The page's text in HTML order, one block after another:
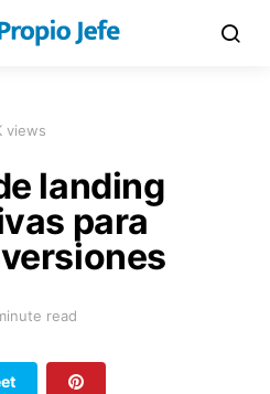
views
landing
para
read